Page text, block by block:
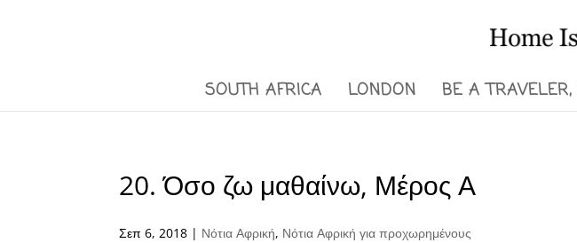
SOUTH AFRICA LONDON BE A
20. Όσο ζω μαθαίνω, Μέρος Α
Σεπ 6, 2018 | Νότια Αφρική, Νότια Αφρική για προχωρημένους